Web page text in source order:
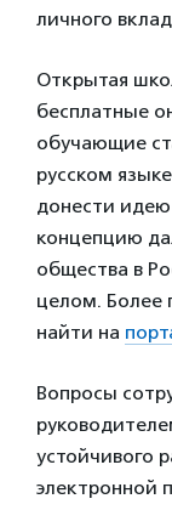
личного
Открытая
бесплатные
обучающие
русском
донести идею
концепцию
общества в
целом.
найти на
Вопросы
устойчивого
электронной